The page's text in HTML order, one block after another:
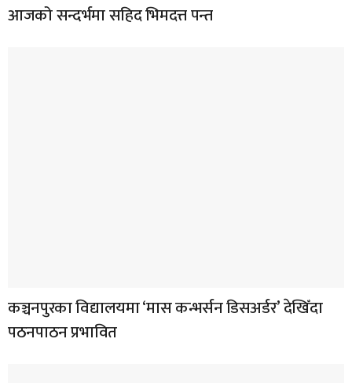
आजको सन्दर्भमा सहिद भिमदत्त पन्त
कञ्चनपुरका विद्यालयमा ‘मास कन्भर्सन डिसअर्डर’ देखिँदा
पठनपाठन प्रभावित